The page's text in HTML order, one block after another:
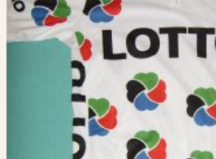
sur
page